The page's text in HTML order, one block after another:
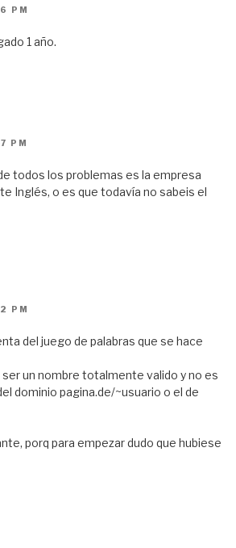
PM
1 año.
PM
todos los problemas es la empresa
Inglés, o es que todavía no sabeis el
PM
del juego de palabras que se hace
un nombre totalmente valido y no es
dominio pagina.de/~usuario o el de
porq para empezar dudo que hubiese